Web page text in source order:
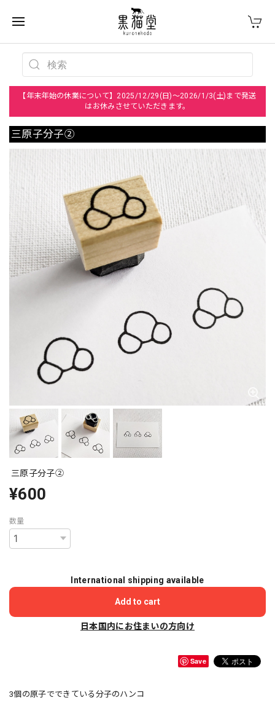
【年末年始の休業について】2025/12/29(日)～2026/1/3(土)まで発送
はお休みさせていただきます。
三原子分子②
三原子分子②
¥600
数量
International shipping available
Add to cart
日本国内にお住まいの方向け
Save
3個の原子でできている分子のハンコ